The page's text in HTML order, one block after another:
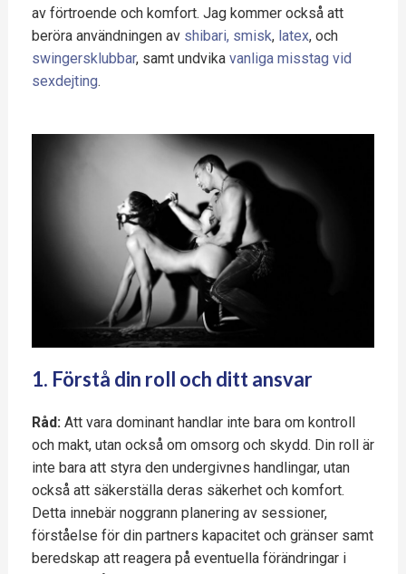
av förtroende och komfort. Jag kommer också att
beröra användningen av shibari, smisk, latex, och
swingersklubbar, samt undvika vanliga misstag vid
sexdejting.
1. Förstå din roll och ditt ansvar
Råd:Att vara dominant handlar inte bara om kontroll
och makt, utan också om omsorg och skydd. Din roll är
inte bara att styra den undergivnes handlingar, utan
också att säkerställa deras säkerhet och komfort.
Detta innebär noggrann planering av sessioner,
förståelse för din partners kapacitet och gränser samt
beredskap att reagera på eventuella förändringar i